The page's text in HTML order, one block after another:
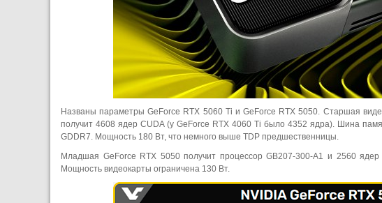
Названы параметры GeForce RTX 5060 Ti и GeForce RTX 5050. Старшая
получит 4608 ядер CUDA (у GeForce RTX 4060 Ti было 4352 ядра). Шина
GDDR7. Мощность 180 Вт, что немного выше TDP предшественницы.
Младшая GeForce RTX 5050 получит процессор GB207-300-A1 и 2560
Мощность видеокарты ограничена 130 Вт.